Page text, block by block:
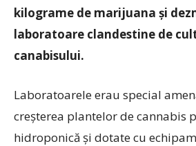
kilograme de marijuana și
laboratoare clandestine de
canabisului.
Laboratoarele erau special
creșterea plantelor de cannabis
hidroponică și dotate cu